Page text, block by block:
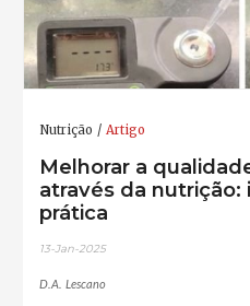
Nutrição Artigo
Melhorar a
através da nutrição:
prática
13-Jan-2025
D.A. Lescano